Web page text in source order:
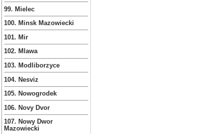
99. Mielec
100. Minsk Mazowiecki
101. Mir
102. Mlawa
103. Modliborzyce
104. Nesviz
105. Nowogrodek
106. Novy Dvor
107. Nowy Dwor
Mazowiecki